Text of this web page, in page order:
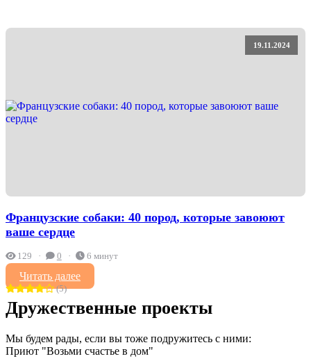
19.11.2024
Французские собаки: 40 пород, которые завоюют
ваше сердце
129 0 6 минут
Читать далее
(5)
Дружественные проекты
Мы будем рады, если вы тоже подружитесь с ними:
Приют "Возьми счастье в дом"